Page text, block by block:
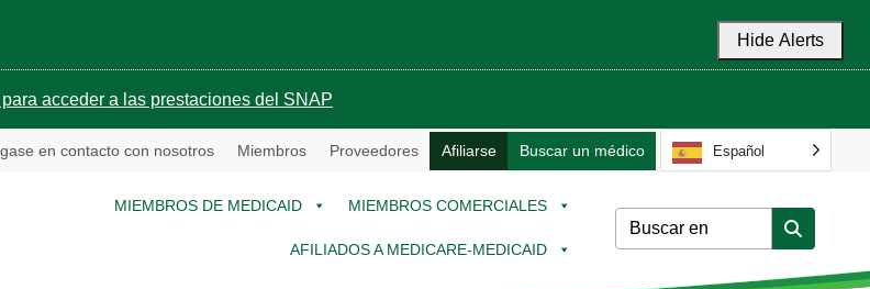
Hide Alerts
acceder a las prestaciones del SNAP
en contacto con nosotros Miembros Proveedores Afiliarse Buscar un médico Español
MIEMBROS DE MEDICAID MIEMBROS COMERCIALES
AFILIADOS A MEDICARE-MEDICAID